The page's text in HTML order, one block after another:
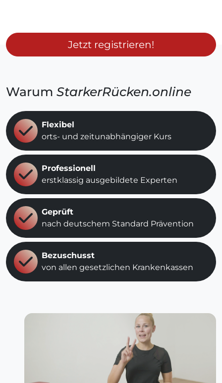
Jetzt registrieren!
Warum StarkerRücken.online
Flexibel
orts- und zeitunabhängiger Kurs
Professionell
erstklassig ausgebildete Experten
Geprüft
nach deutschem Standard Prävention
Bezuschusst
von allen gesetzlichen Krankenkassen